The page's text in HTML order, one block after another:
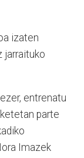
izaten
jarraituko
entrenatu
parte
Imazek